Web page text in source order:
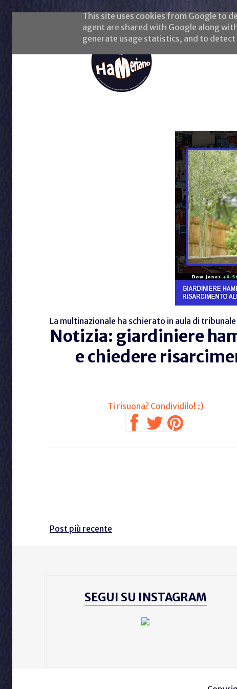
La multinazionale ha schierato in aula di
Notizia: giardiniere
e chiedere
Post più recente
SEGUI SU INSTAGRAM
This site uses cookies from Google to
agent are shared with Google along
generate usage statistics, and to detect